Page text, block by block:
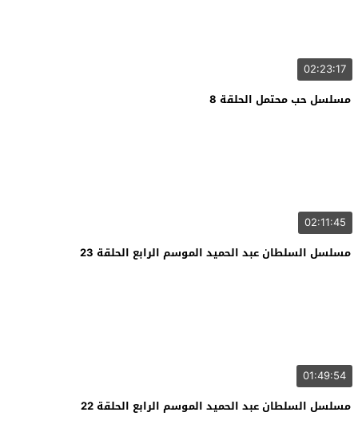
02:23:17
مسلسل حب محتمل الحلقة 8
02:11:45
مسلسل السلطان عبد الحميد الموسم الرابع الحلقة 23
01:49:54
مسلسل السلطان عبد الحميد الموسم الرابع الحلقة 22